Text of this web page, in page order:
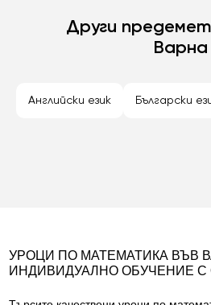
Други
Варна
Английски език Български
УРОЦИ ПО МАТЕМАТИКА ВЪВ
ИНДИВИДУАЛНО ОБУЧЕНИЕ С